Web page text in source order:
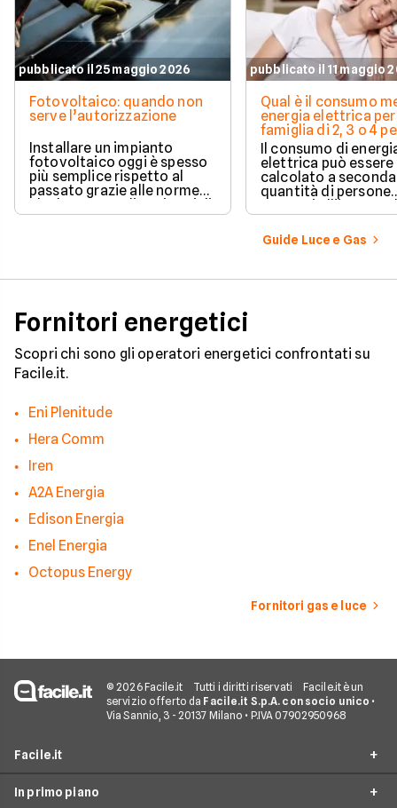
pubblicato il 25 maggio 2026
Fotovoltaico: quando non
serve l’autorizzazione
Installare un impianto
fotovoltaico oggi è spesso
più semplice rispetto al
passato grazie alle norme
edilizia libera.
pubblicato il 11 maggio
Qual è il consumo
energia elettrica per
famiglia di 2, 3 o 4
Il consumo di
elettrica può essere
calcolato a
quantità di persone
determinato
numerosi i fattori
influenzano questo
considerazione per
Guide Luce e Gas
Fornitori energetici
Scopri chi sono gli operatori energetici confrontati su
Facile.it.
Eni Plenitude
Hera Comm
Iren
A2A Energia
Edison Energia
Enel Energia
Octopus Energy
Fornitori gas e luce
© 2026 Facile.it Tutti i diritti riservati
Facile.it è un
servizio offerto da Facile.it S.p.A. con socio unico •
Via Sannio, 3 - 20137 Milano • P.IVA 07902950968
Facile.it
Assicurazioni
In primo piano